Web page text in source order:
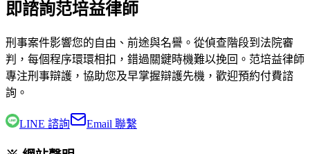
即諮詢范培益律師
刑事案件影響您的自由、前途與名譽。從偵查階段到法院審
判，每個程序環環相扣，錯過關鍵時機難以挽回。 范培益律師
專注刑事辯護，協助您及早掌握辯護先機，歡迎預約付費諮
詢。
LINE 諮詢 Email 聯繫